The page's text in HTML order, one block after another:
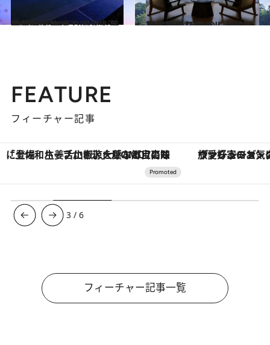
2021.11.10
お気に入りホテル～北海道篇～ とびきり温泉＆美味三昧の旅へ
旅＆お出かけ 2021.11.11
お気に入りホテル大賞～東北篇～ みちのくをぐるっと癒やし旅
旅＆お出かけ
FEATURE
フィーチャー記事
ヴァシュロン・コンスタンタン「オーヴァーシーズ・オートマティック」。旅愛好家のお気に入りコレクションから、ジェンダーレスな新作が登場 【夏限定ディナーコース】旬を
3 /6
フィーチャー記事一覧